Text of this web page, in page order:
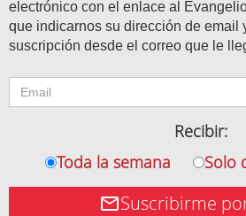
electrónico con el enlace al
que indicarnos su dirección de email
suscripción desde el correo que le
Recibir:
Toda la semana
Solo
Suscribirme